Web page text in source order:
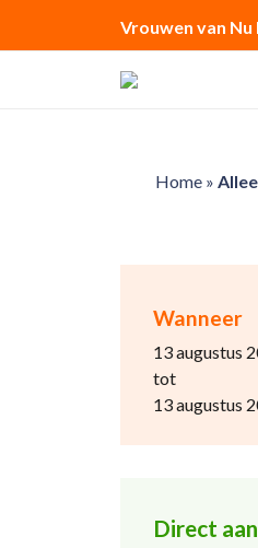
Vrouwen van Nu
Home»
Wanneer
13 augustus
tot
13 augustus
Direct